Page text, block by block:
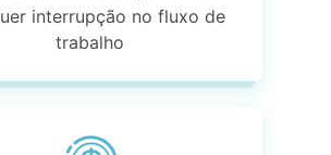
interrupção no fluxo de
trabalho